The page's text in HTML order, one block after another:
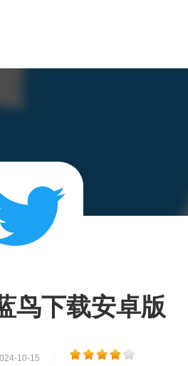
鸟下载安卓版
10-15